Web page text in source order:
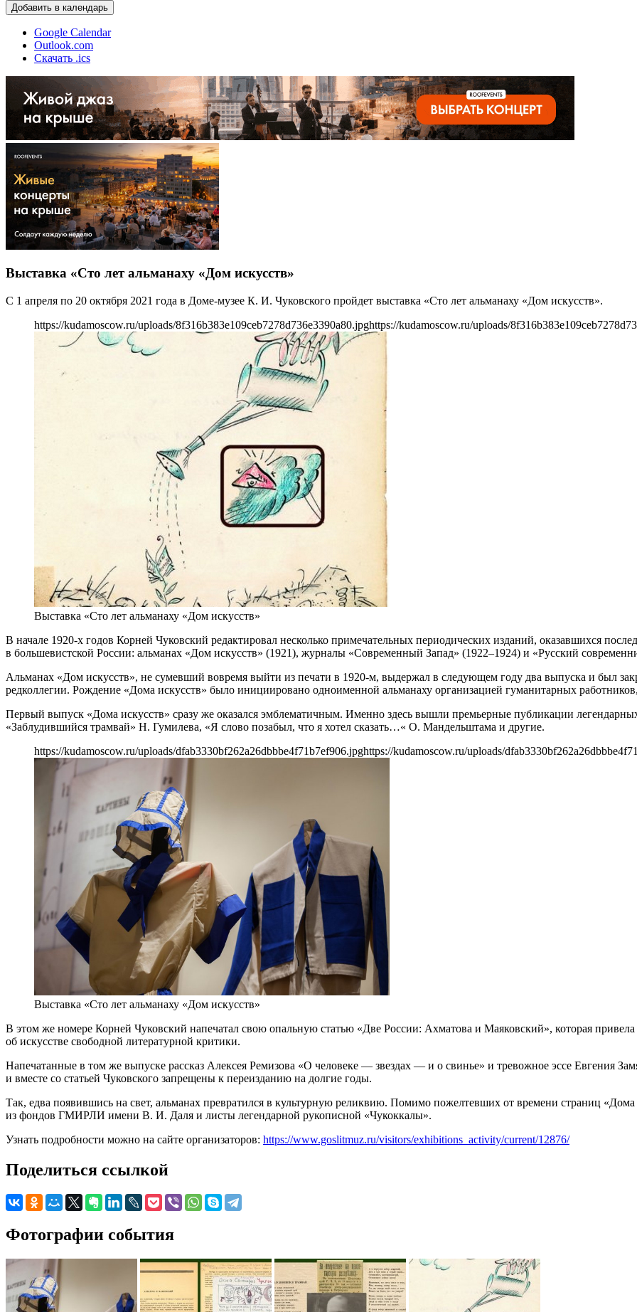
Добавить в календарь
Google Calendar
Outlook.com
Скачать .ics
Выставка «Сто лет альманаху «Дом искусств»
С 1 апреля по 20 октября 2021 года в Доме-музее К. И. Чуковского пройдет выставка «Сто лет альманаху «Дом искусств».
https://kudamoscow.ru/uploads/8f316b383e109ceb7278d736e3390a80.jpghttps://kudamoscow.ru/uploads/
Выставка «Сто лет альманаху «Дом искусств»
В начале 1920-х годов Корней Чуковский редактировал несколько примечательных периодических изданий, оказавшихся
в большевистской России: альманах «Дом искусств» (1921), журналы «Современный Запад» (1922–1924) и «Русский
Альманах «Дом искусств», не сумевший вовремя выйти из печати в 1920-м, выдержал в следующем году два выпуска и был
редколлегии. Рождение «Дома искусств» было инициировано одноименной альманаху организацией гуманитарных
Первый выпуск «Дома искусств» сразу же оказался эмблематичным. Именно здесь вышли премьерные публикации
«Заблудившийся трамвай» Н. Гумилева, «Я слово позабыл, что я хотел сказать…« О. Мандельштама и другие.
https://kudamoscow.ru/uploads/dfab3330bf262a26dbbbe4f71b7ef906.jpghttps://kudamoscow.ru/uploads/
Выставка «Сто лет альманаху «Дом искусств»
В этом же номере Корней Чуковский напечатал свою опальную статью «Две России: Ахматова и Маяковский», которая
об искусстве свободной литературной критики.
Напечатанные в том же выпуске рассказ Алексея Ремизова «О человеке — звездах — и о свинье» и тревожное эссе Евгения
и вместе со статьей Чуковского запрещены к переизданию на долгие годы.
Так, едва появившись на свет, альманах превратился в культурную реликвию. Помимо пожелтевших от времени страниц
из фондов ГМИРЛИ имени В. И. Даля и листы легендарной рукописной «Чукоккалы».
Узнать подробности можно на сайте организаторов: https://www.goslitmuz.ru/visitors/exhibitions_activity/current/12876/
Поделиться ссылкой
Фотографии события